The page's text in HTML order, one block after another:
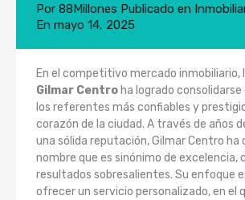
Por 88Millones Publicado en
En mayo 14, 2025
En el competitivo mercado inmobiliario,
Gilmar Centro ha logrado
los referentes más confiables y
corazón de la ciudad. A través de años
una sólida reputación, Gilmar Centro ha
nombre que es sinónimo de excelencia,
resultados sobresalientes. Su enfoque
ofrecer un servicio personalizado, en el